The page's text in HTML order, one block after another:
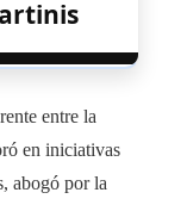
entre la
en iniciativas
abogó por la